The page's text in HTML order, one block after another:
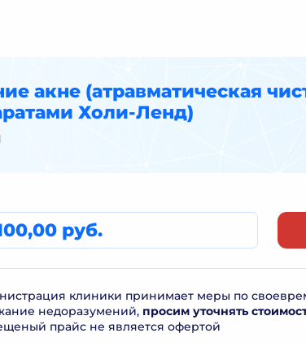
акне (атравматическая
Холи-Ленд)
руб.
клиники принимает меры по
недоразумений, просим уточнять
прайс не является офертой